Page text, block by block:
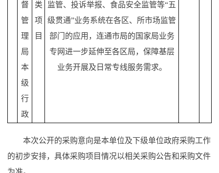
督
管
理
局
本
级
行
政
类
项
目
监管、投诉举报、食品安全监管等“五
级贯通”业务系统在各区、所市场监管
部门的应用，连通市局的国家局业务
专网进一步延伸至各区局，保障基层
业务开展及日常专线服务需求。
本次公开的采购意向是本单位及下级单位政府采购工作
的初步安排，具体采购项目情况以相关采购公告和采购文件